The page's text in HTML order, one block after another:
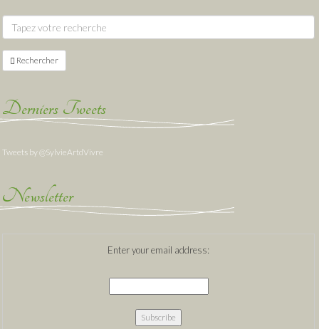
Rechercher
Derniers Tweets
Tweets by @SylvieArtdVivre
Newsletter
Enter your email address: